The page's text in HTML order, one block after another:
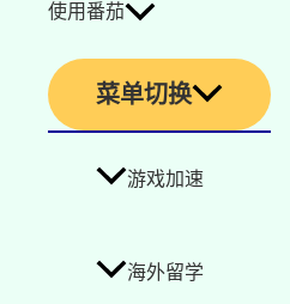
使用番茄
菜单切换
游戏加速
海外留学